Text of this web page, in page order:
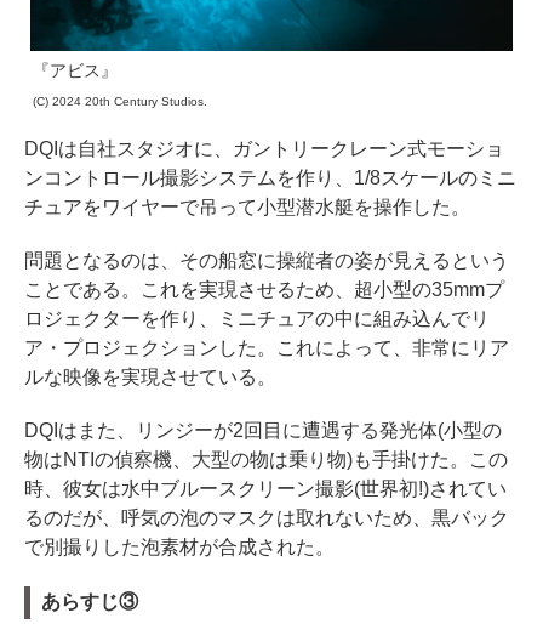
『アビス』
(C) 2024 20th Century Studios.
DQIは自社スタジオに、ガントリークレーン式モーショ
ンコントロール撮影システムを作り、1/8スケールのミニ
チュアをワイヤーで吊って小型潜水艇を操作した。
問題となるのは、その船窓に操縦者の姿が見えるという
ことである。これを実現させるため、超小型の35mmプ
ロジェクターを作り、ミニチュアの中に組み込んでリ
ア・プロジェクションした。これによって、非常にリア
ルな映像を実現させている。
DQIはまた、リンジーが2回目に遭遇する発光体(小型の
物はNTIの偵察機、大型の物は乗り物)も手掛けた。この
時、彼女は水中ブルースクリーン撮影(世界初!)されてい
るのだが、呼気の泡のマスクは取れないため、黒バック
で別撮りした泡素材が合成された。
あらすじ③